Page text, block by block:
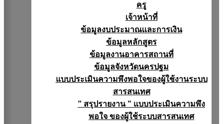
ครู
เจ้าหน้าที่
ข้อมูลงบประมาณเเละการเงิน
ข้อมูลหลักสูตร
ข้อมูลงานอาคารสถานที่
ข้อมูลจังหวัดนครปฐม
แบบประเมินความพึงพอใจของผู้ใช้งานระบบ
สารสนเทศ
” สรุปรายงาน ” แบบประเมินความพึง
พอใจ ของผู้ใช้ระบบสารสนเทศ